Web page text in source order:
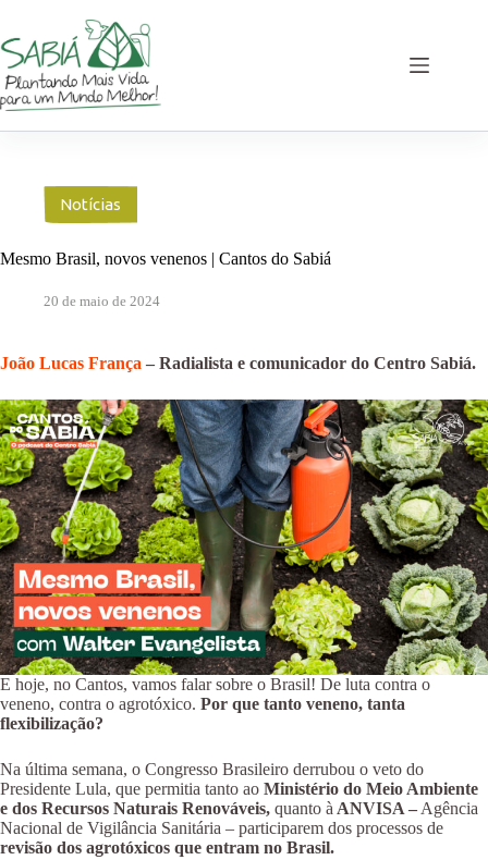
o
conteúdo
Notícias
Mesmo Brasil, novos venenos | Cantos do Sabiá
20 de maio de 2024
João Lucas França – Radialista e comunicador do Centro Sabiá.
E hoje, no Cantos, vamos falar sobre o Brasil! De luta contra o
veneno, contra o agrotóxico. Por que tanto veneno, tanta
flexibilização?
Na última semana, o Congresso Brasileiro derrubou o veto do
Presidente Lula, que permitia tanto ao Ministério do Meio Ambiente
e dos Recursos Naturais Renováveis, quanto à ANVISA – Agência
Nacional de Vigilância Sanitária – participarem dos processos de
revisão dos agrotóxicos que entram no Brasil.